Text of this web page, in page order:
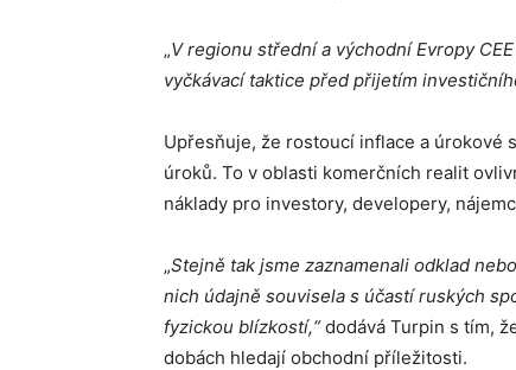
„V regionu střední a východní Evropy
vyčkávací taktice před přijetím
Upřesňuje, že rostoucí inflace a úrokové
úroků. To v oblasti komerčních realit
náklady pro investory, developery,
„Stejně tak jsme zaznamenali odklad
nich údajně souvisela s účastí ruských
fyzickou blízkostí,“dodává Turpin s tím,
dobách hledají obchodní příležitosti.